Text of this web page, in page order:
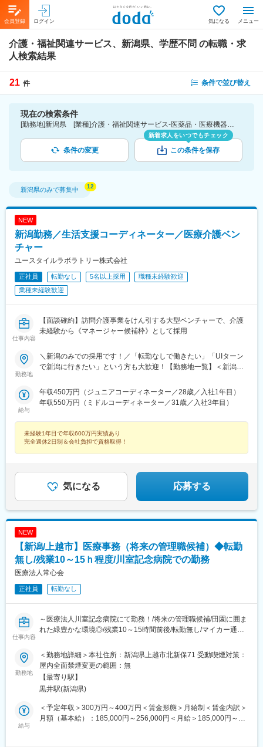
会員登録 ログイン 気になる メニュー
介護・福祉関連サービス、新潟県、学歴不問 の転職・求
人検索結果
21 件 条件で並び替え
現在の検索条件
[勤務地]新潟県 [業種]介護・福祉関連サービス-医薬品・医療機器・ライフサイエンス・医療系サービス [こだわり条件ピックアップ]学歴不問 [詳細条件](募集・採用情報)学歴不問
条件の変更
新着求人をいつでもチェック
この条件を保存
新潟県のみで募集中
NEW
新潟勤務／生活支援コーディネーター／医療介護ベン
チャー
ユースタイルラボラトリー株式会社
正社員 転勤なし 5名以上採用
職種未経験歓迎
業種未経験歓迎
仕事内容
【面談確約】訪問介護事業をけん引する大型ベンチャーで、介護
未経験から《マネージャー候補枠》として採用
勤務地
＼新潟のみでの採用です！／「転勤なしで働きたい」「UIターン
で新潟に行きたい」という方も大歓迎！【勤務地一覧】＜新潟市
その他＞長岡市、三条市、柏崎市、新発田市、小千谷市、加茂
市、十日町市、見附市、村上市、燕市、糸魚川市、五泉市、上越
沢町、津南町、刈羽村、関川村、妙高市、南魚沼市、胎内市、阿
賀町※希望勤務地を踏まえて配属決定します※受動喫煙対策あり＝
＝＝☆将来的に全国のご希望勤務地へUIターン可能・初期費用会
給与
年収450万円（ジュニアコーディネーター／28歳／入社1年目）
年収550万円（ミドルコーディネーター／31歳／入社3年目）
未経験1年目で年収600万円実績あり
完全週休2日制＆会社負担で資格取得！
気になる 応募する
NEW
【新潟/上越市】医療事務（将来の管理職候補）◆転勤
無し/残業10～15ｈ程度/川室記念病院での勤務
医療法人常心会
正社員 転勤なし
仕事内容
～医療法人川室記念病院にて勤務！/将来の管理職候補/田園に囲ま
れた緑豊かな環境◎/残業10～15時間前後/転勤無し/マイカー通勤
■職務内容：
医療法人常心会 川室記念病院内の医事課にてレセプト作成を中心
に、来院者の会計、入院患者管理、電話対応など様々な業務をお
任せいたします。具体的には下記業務に従事いただきます。
・レセプト作成
・入院外来窓口会計
勤務地
＜勤務地詳細＞本社住所：新潟県上越市北新保71 受動喫煙対策：
屋内全面禁煙変更の範囲：無
【最寄り駅】
黒井駅(新潟県)
給与
＜予定年収＞300万円～400万円＜賃金形態＞月給制＜賃金内訳＞
月額（基本給）：185,000円～256,000円＜月給＞185,000円～